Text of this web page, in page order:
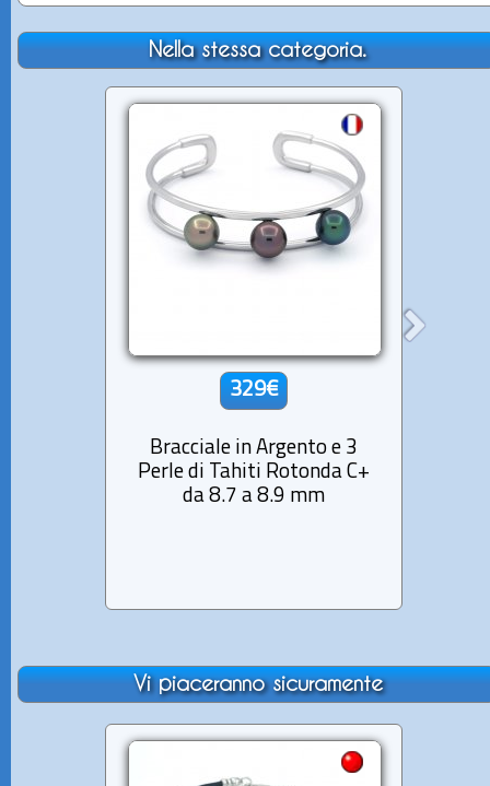
Nella stessa categoria.
329€
Bracciale in Argento e 3
Perle di Tahiti Rotonda C+
da 8.7 a 8.9 mm
Vi piaceranno sicuramente